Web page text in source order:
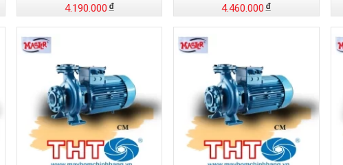
4.190.000
4.460.000